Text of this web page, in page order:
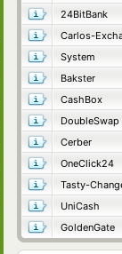
24BitBank
Carlos-
System
Bakster
CashBox
DoubleSwap
Cerber
OneClick24
Tasty-
UniCash
GoldenGate